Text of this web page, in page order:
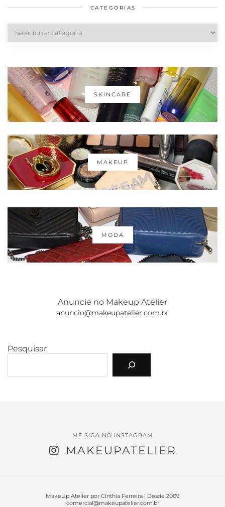
CATEGORIAS
Categorias
SKINCARE
MAKEUP
MODA
Anuncie no Makeup Atelier
anuncio@makeupatelier.com.br
Pesquisar
ME SIGA NO INSTAGRAM
MAKEUPATELIER
MakeUp Atelier por Cinthia Ferreira | Desde 2009
comercial@makeupatelier.com.br